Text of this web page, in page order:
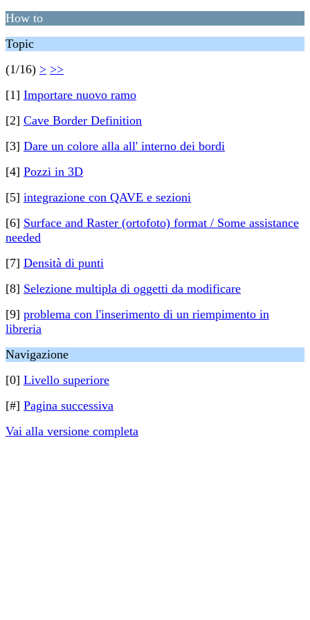
How to
Topic
(1/16) > >>
[1] Importare nuovo ramo
[2] Cave Border Definition
[3] Dare un colore alla all' interno dei bordi
[4] Pozzi in 3D
[5] integrazione con QAVE e sezioni
[6] Surface and Raster (ortofoto) format / Some assistance
needed
[7] Densità di punti
[8] Selezione multipla di oggetti da modificare
[9] problema con l'inserimento di un riempimento in
libreria
Navigazione
[0] Livello superiore
[#] Pagina successiva
Vai alla versione completa